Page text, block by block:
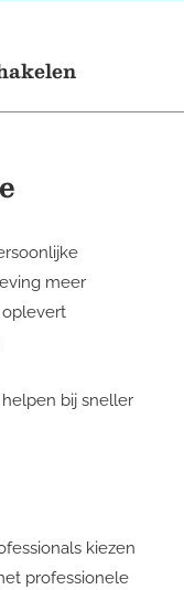
meer
bij sneller
kiezen
professionele